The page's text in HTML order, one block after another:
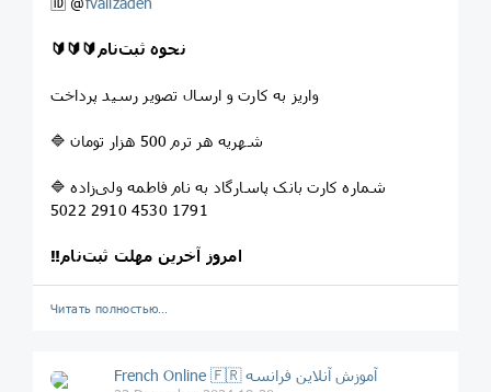
🔰🔰🔰نحوه ثبت‌نام
واریز به کارت و ارسال تصویر رسید پرداخت
🔷 شهریه هر ترم 500 هزار تومان
🔷 شماره کارت بانک پاسارگاد به نام فاطمه ولی‌زاده
5022 2910 4530 1791
‼️امروز آخرین مهلت ثبت‌نام
Читать полностью…
French Online 🇫🇷 آموزش آنلاین فرانسه